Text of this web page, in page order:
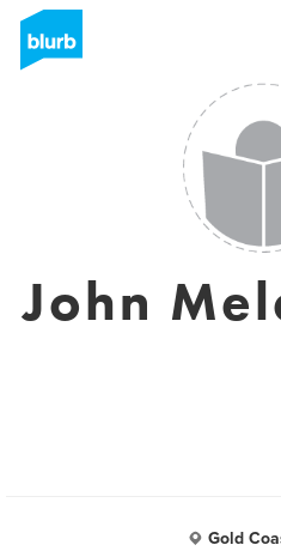
John
Gold